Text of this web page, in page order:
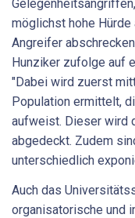
möglichst hohe
Angreifer
Hunziker zufolge auf
"Dabei wird zuerst
Population ermittelt,
aufweist. Dieser wird
abgedeckt. Zudem
unterschiedlich
Auch das
organisatorische und